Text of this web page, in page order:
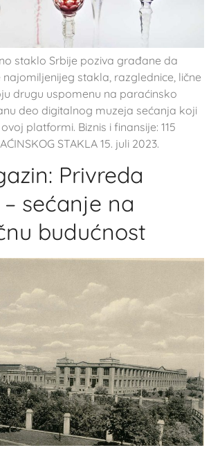
staklo Srbije poziva građane da
stakla, razglednice, lične
drugu uspomenu na paraćinsko
deo digitalnog muzeja sećanja koji
platformi. Biznis i finansije: 115
STAKLA 15. juli 2023.
Privreda
sećanje na
budućnost